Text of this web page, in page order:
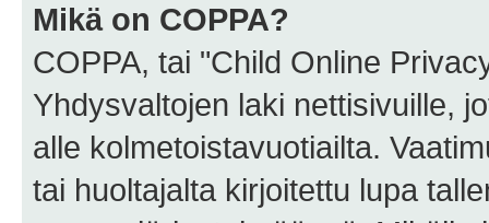
Mikä on COPPA?
COPPA, tai "Child Online
Yhdysvaltojen laki nettisivuille,
alle kolmetoistavuotiailta.
tai huoltajalta kirjoitettu lupa